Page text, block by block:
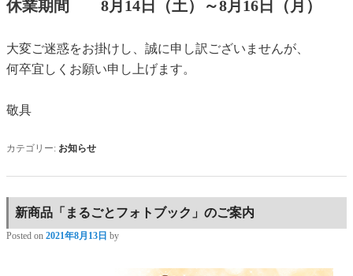
休業期間 8月14日（土）～8月16日（月）
大変ご迷惑をお掛けし、誠に申し訳ございませんが、
何卒宜しくお願い申し上げます。
敬具
カテゴリー: お知らせ
新商品「まるごとフォトブック」のご案内
Posted on 2021年8月13日 by